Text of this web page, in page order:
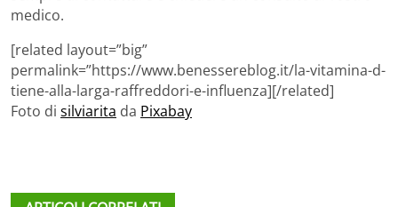
medico.
[related layout=”big”
permalink=”https://www.benessereblog.it/la-vitamina-d-
tiene-alla-larga-raffreddori-e-influenza][/related]
Foto di silviarita da Pixabay